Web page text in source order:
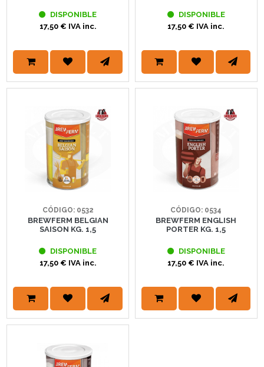
DISPONIBLE
17,50 € IVA inc.
DISPONIBLE
17,50 € IVA inc.
CÓDIGO: 0532
BREWFERM BELGIAN
SAISON KG. 1,5
DISPONIBLE
17,50 € IVA inc.
CÓDIGO: 0534
BREWFERM ENGLISH
PORTER KG. 1,5
DISPONIBLE
17,50 € IVA inc.